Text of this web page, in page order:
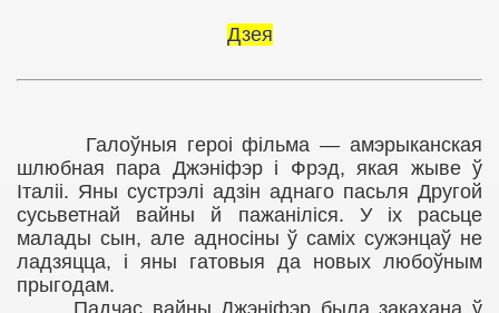
Дзея
Галоўныя героі фільма— амэрыканская
шлюбная пара Джэніфэр і Фрэд, якая жыве ў
Італіі. Яны сустрэлі адзін аднаго пасьля Другой
сусьветнай вайны й пажаніліся. У іх расьце
малады сын, але адносіны ў саміх сужэнцаў не
ладзяцца, і яны гатовыя да новых любоўным
прыгодам.
Падчас вайны Джэніфэр была закахана ў